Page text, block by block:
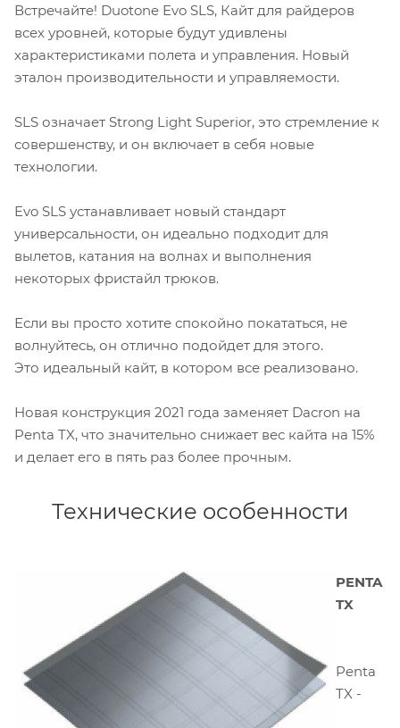
Встречайте! Duotone Evo SLS, Кайт для райдеров
всех уровней, которые будут удивлены
характеристиками полета и управления. Новый
эталон производительности и управляемости.
SLS означает Strong Light Superior, это стремление к
совершенству, и он включает в себя новые
технологии.
Evo SLS устанавливает новый стандарт
универсальности, он идеально подходит для
вылетов, катания на волнах и выполнения
некоторых фристайл трюков.
Если вы просто хотите спокойно покататься, не
волнуйтесь, он отлично подойдет для этого.
Это идеальный кайт, в котором все реализовано.
Новая конструкция 2021 года заменяет Dacron на
Penta TX, что значительно снижает вес кайта на 15%
и делает его в пять раз более прочным.
Технические особенности
PENTA
TX
Penta
TX -